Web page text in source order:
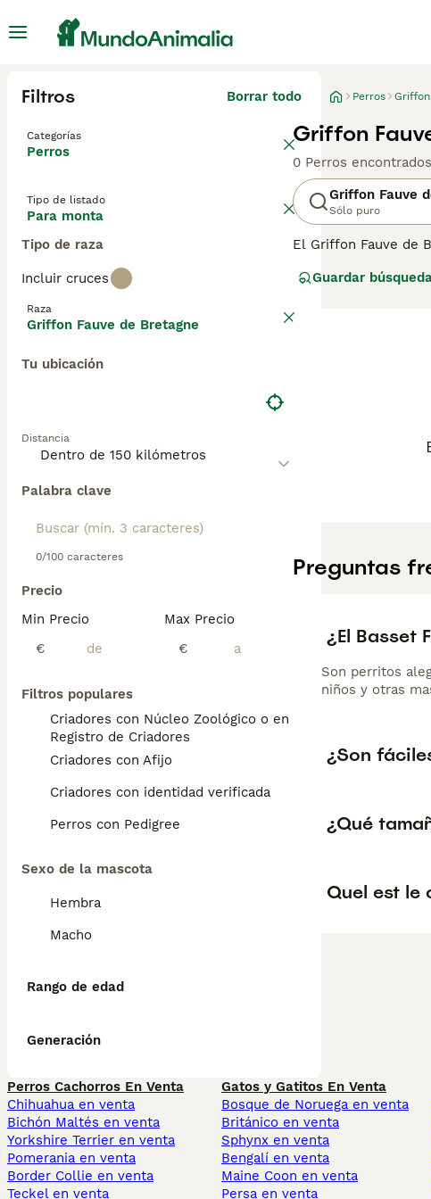
Filtros Borrar todo
Categorías
Perros
Tipo de listado
Para monta
Tipo de raza
Incluir cruces
Raza
Griffon Fauve de Bretagne
Tu ubicación
Distancia
Palabra clave
0/100 caracteres
Precio
Min Precio
€
Max Precio
€
Filtros populares
Criadores con Núcleo Zoológico o en el
Registro de Criadores
Criadores con Afijo
Criadores con identidad verificada
Perros con Pedigree
Sexo de la mascota
Hembra
Macho
Rango de edad
Generación
Perros
Griffon
0 Perros encontrados
Griffon Fauve
Sólo puro
El Griffon Fauve de
Consultanuestra
Guardar
Preguntas
¿El Basset
Son perritos
niños y otras
¿Son
¿Qué
Quel est le
Perros Cachorros En Venta
Chihuahua en venta
Bichón Maltés en venta
Yorkshire Terrier en venta
Pomerania en venta
Border Collie en venta
Teckel en venta
Gatos y Gatitos En Venta
Bosque de Noruega en venta
Británico en venta
Sphynx en venta
Bengalí en venta
Maine Coon en venta
Persa en venta